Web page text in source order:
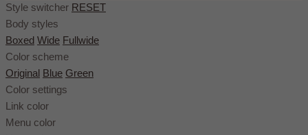
Style switcher RESET
Body styles
Boxed Wide Fullwide
Color scheme
Original Blue Green
Color settings
Link color
Menu color